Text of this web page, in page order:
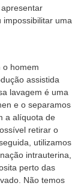
uma
o homem
assistida
lavagem é uma
e o separamos
a alíquota de
retirar o
utilizamos
intrauterina,
perto das
Não temos